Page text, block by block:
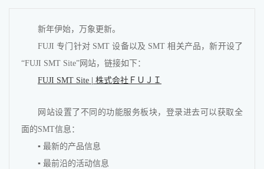
新年伊始，万象更新。
FUJI 专门针对 SMT 设备以及 SMT 相关产品，新开设了
“FUJI SMT Site”网站，链接如下：
FUJI SMT Site | 株式会社ＦＵＪＩ
网站设置了不同的功能服务板块，登录进去可以获取全
面的SMT信息：
▪ 最新的产品信息
▪ 最前沿的活动信息